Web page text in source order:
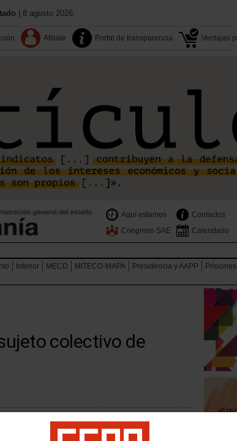
| 8 agosto 2026.
Afiliate Portal de transparencia Ventajas
Aquí estamos Contactos
Congreso SAE
Calendario
Interior MECD MITECO-MAPA Presidencia y AAPP Prisiones
colectivo de